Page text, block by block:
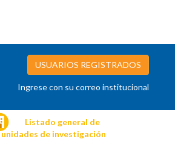
USUARIOS REGISTRADOS
Ingrese con su correo institucional
Listado general de
unidades de investigación